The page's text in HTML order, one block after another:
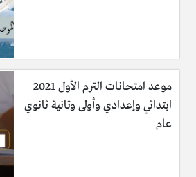
موعد امتحانات الترم الأول 2021
ابتدائي وإعدادي وأولى وثانية ثانوي
عام